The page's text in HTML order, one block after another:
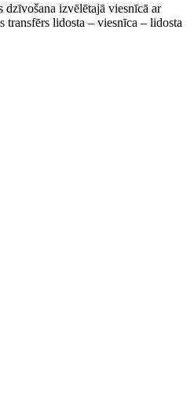
izvēlētajā viesnīcā ar
transfērs lidosta – viesnīca – lidosta